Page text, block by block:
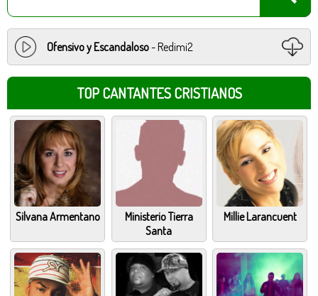
Ofensivo y Escandaloso- Redimi2
TOP CANTANTES CRISTIANOS
Silvana Armentano
Ministerio Tierra
Santa
Millie Larancuent